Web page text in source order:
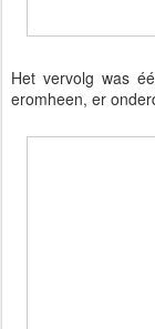
Het vervolg was
eromheen, er